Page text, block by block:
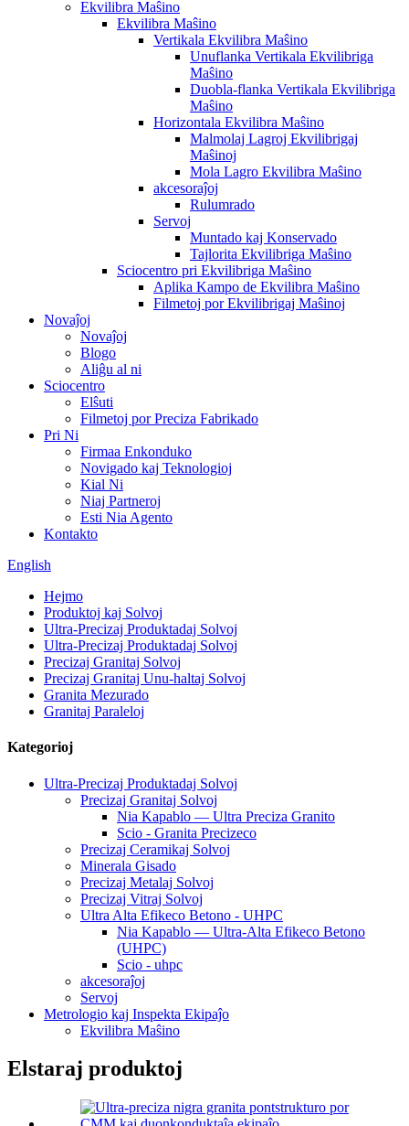
Ekvilibra Maŝino
Ekvilibra Maŝino
Vertikala Ekvilibra Maŝino
Unuflanka Vertikala Ekvilibriga
Maŝino
Duobla-flanka Vertikala Ekvilibriga
Maŝino
Horizontala Ekvilibra Maŝino
Malmolaj Lagroj Ekvilibrigaj
Maŝinoj
Mola Lagro Ekvilibra Maŝino
akcesoraĵoj
Rulumrado
Servoj
Muntado kaj Konservado
Tajlorita Ekvilibriga Maŝino
Sciocentro pri Ekvilibriga Maŝino
Aplika Kampo de Ekvilibra Maŝino
Filmetoj por Ekvilibrigaj Maŝinoj
Novaĵoj
Novaĵoj
Blogo
Aliĝu al ni
Sciocentro
Elŝuti
Filmetoj por Preciza Fabrikado
Pri Ni
Firmaa Enkonduko
Novigado kaj Teknologioj
Kial Ni
Niaj Partneroj
Esti Nia Agento
Kontakto
English
Hejmo
Produktoj kaj Solvoj
Ultra-Precizaj Produktadaj Solvoj
Ultra-Precizaj Produktadaj Solvoj
Precizaj Granitaj Solvoj
Precizaj Granitaj Unu-haltaj Solvoj
Granita Mezurado
Granitaj Paraleloj
Kategorioj
Ultra-Precizaj Produktadaj Solvoj
Precizaj Granitaj Solvoj
Nia Kapablo — Ultra Preciza Granito
Scio - Granita Precizeco
Precizaj Ceramikaj Solvoj
Minerala Gisado
Precizaj Metalaj Solvoj
Precizaj Vitraj Solvoj
Ultra Alta Efikeco Betono - UHPC
Nia Kapablo — Ultra-Alta Efikeco Betono
(UHPC)
Scio - uhpc
akcesoraĵoj
Servoj
Metrologio kaj Inspekta Ekipaĵo
Ekvilibra Maŝino
Elstaraj produktoj